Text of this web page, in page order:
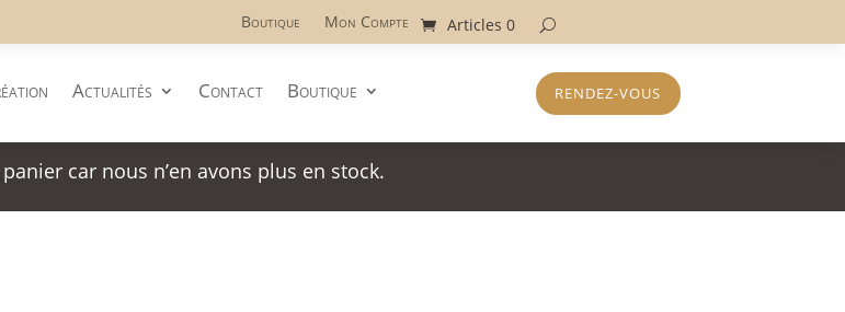
Boutique Mon Compte Articles 0
Actualités Contact Boutique RENDEZ-VOUS
car nous n’en avons plus en stock.